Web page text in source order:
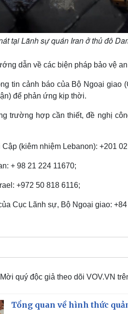
tại Lãnh sự quán Iran ở thủ đô
dẫn về các biện pháp bảo vệ
tin cảnh báo của Bộ Ngoại
để phản ứng kịp thời.
trường hợp cần thiết, đề nghị
(kiêm nhiệm Lebanon): +201
+ 98 21 224 11670;
+972 50 818 6116;
Cục Lãnh sự, Bộ Ngoại giao:
Mời quý độc giả theo dõi VOV.VN
Tổng quan về hình thức